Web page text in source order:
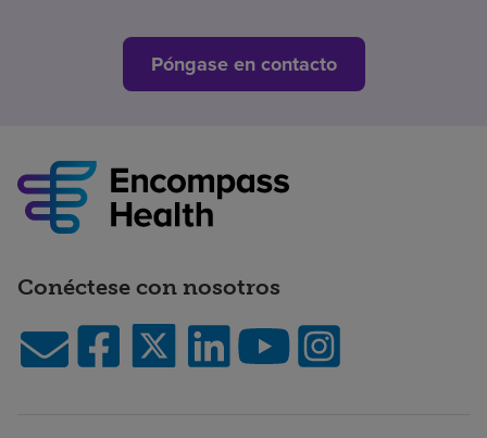
Póngase en contacto
Conéctese con nosotros